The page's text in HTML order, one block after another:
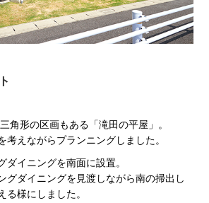
角形の区画もある「滝田の平屋」。
考えながらプランニングしました。
ダイニングを南面に設置。
グダイニングを見渡しながら南の掃出し
る様にしました。